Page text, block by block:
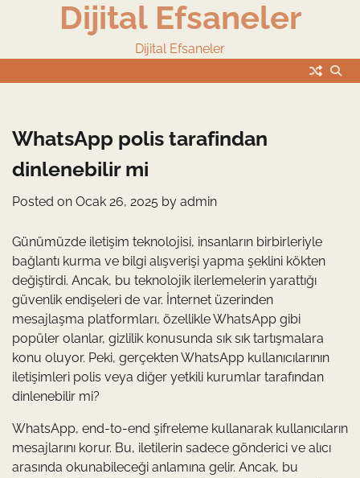
Dijital Efsaneler
Dijital Efsaneler
WhatsApp polis tarafindan
dinlenebilir mi
Posted on Ocak 26, 2025 by admin
Günümüzde iletişim teknolojisi, insanların birbirleriyle
bağlantı kurma ve bilgi alışverişi yapma şeklini kökten
değiştirdi. Ancak, bu teknolojik ilerlemelerin yarattığı
güvenlik endişeleri de var. İnternet üzerinden
mesajlaşma platformları, özellikle WhatsApp gibi
popüler olanlar, gizlilik konusunda sık sık tartışmalara
konu oluyor. Peki, gerçekten WhatsApp kullanıcılarının
iletişimleri polis veya diğer yetkili kurumlar tarafından
dinlenebilir mi?
WhatsApp, end-to-end şifreleme kullanarak kullanıcıların
mesajlarını korur. Bu, iletilerin sadece gönderici ve alıcı
arasında okunabileceği anlamına gelir. Ancak, bu